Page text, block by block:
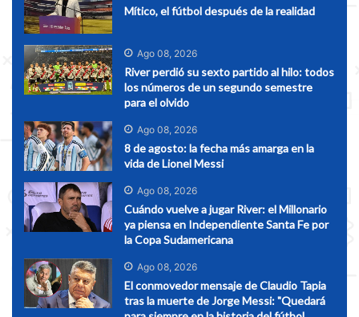
Mítico, el fútbol después de la realidad
Ago 08, 2026
River perdió su sexto partido al hilo: todos
los números de un segundo semestre
para el olvido
Ago 08, 2026
8 de agosto: la fecha más amarga en la
vida de Lionel Messi
Ago 08, 2026
Cuándo vuelve a jugar River: el Millonario
ya piensa en Independiente Santa Fe por
la Copa Sudamericana
Ago 08, 2026
El conmovedor mensaje de Claudio Tapia
tras la muerte de Jorge Messi: "Quedará